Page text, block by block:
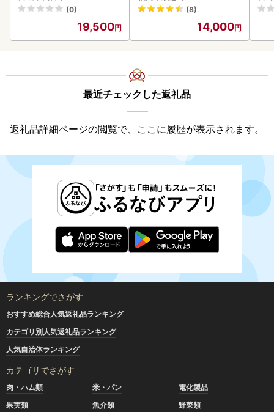
(0)
19,500
(8)
14,000
最近チェックした返礼品
返礼品詳細ページの閲覧で、ここに履歴が表示されます。
ランキングでさがす
おすすめ総合人気返礼品ランキング
カテゴリ別人気返礼品ランキング
人気自治体ランキング
カテゴリでさがす
肉・ハム類 米・パン
電化製品
果実類
魚介類
野菜類